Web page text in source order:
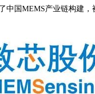
国MEMS产业链构建，